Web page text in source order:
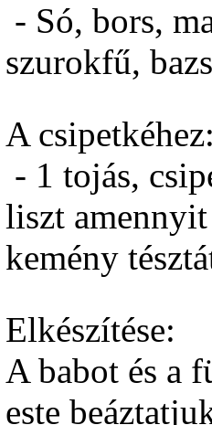
- Só, bors,
szurokfű,
A
- 1 tojás,
liszt
kemény
Elkészítése:
A babot és a
este